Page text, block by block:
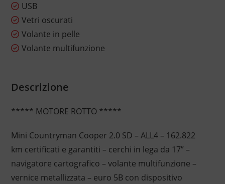
USB
Vetri oscurati
Volante in pelle
Volante multifunzione
Descrizione
***** MOTORE ROTTO *****
Mini Countryman Cooper 2.0 SD – ALL4 – 162.822
km certificati e garantiti – cerchi in lega da 17” –
navigatore cartografico – volante multifunzione –
vernice metallizzata – euro 5B con dispositivo